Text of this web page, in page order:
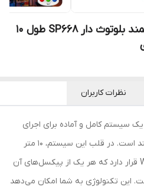
ریسه ال ای دی مدل هوشمند بلوتوث دار SP668 طول 10
نظرات کاربران
سیستم کامل و آماده برای اجرای
انواع پروژه‌های نورپردازی هوشمند است. در قلب این سیستم، 10 متر
نوار LED آدرس‌پذیر از نوع WS2811 قرار دارد که هر یک از پیکسل‌های آن
این تکنولوژی به شما امکان می‌دهد